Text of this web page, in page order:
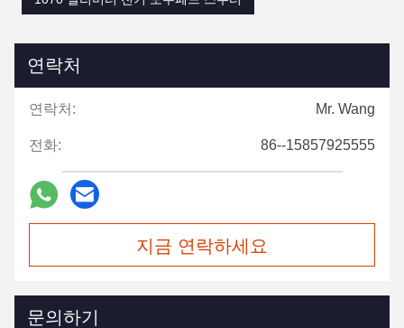
연락처
연락처: Mr. Wang
전화: 86--15857925555
지금 연락하세요
문의하기